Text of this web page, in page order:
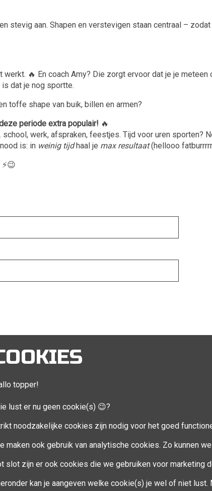
topper!
lust er nu geen cookie(s) 😉?
noodzakelijke cookies zijn nodig voor het goed
maken ook gebruik van analytische cookies. Zo kunnen
slot zijn er ook cookies die we gebruiken voor marketing
kan je aangeven welke cookie(s) je wel of niet
stevig aan. Shapen en verstevigen staan centraal –
🔥 En coach Amy? Die zorgt ervoor dat je je meteen
dat je nog sportte.
toffe shape van buik, billen en armen?
periode extra populair! 🔥
werk, afspraken, feestjes. Tijd voor uren sporten?
is: in weinig tijdhaal je max resultaat(hellooo
Mijn account
Klant adressen
Winkelwagen